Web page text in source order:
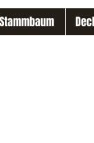
Stammbaum